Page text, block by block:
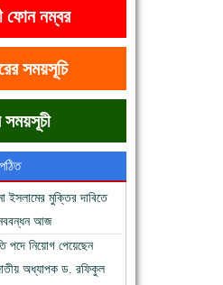
ফোন নম্বর
সময়সূচি
সময়সূচী
ইসলামের মুক্তির দাবিতে
আজ
পদে নিয়োগ পেয়েছেন
অধ্যাপক ড. রফিকুল